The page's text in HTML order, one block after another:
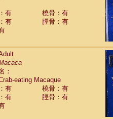
(1)
(0)
(452)
有
橈骨：有
有
脛骨：有
：
eating Macaque
有
橈骨：有
有
脛骨：有